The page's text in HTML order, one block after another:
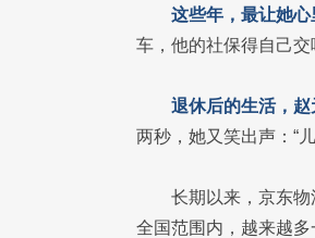
这些年，最让她
车，他的社保得自己
退休后的生活，赵
两秒，她又笑出声：“
长期以来，京东
全国范围内，越来越